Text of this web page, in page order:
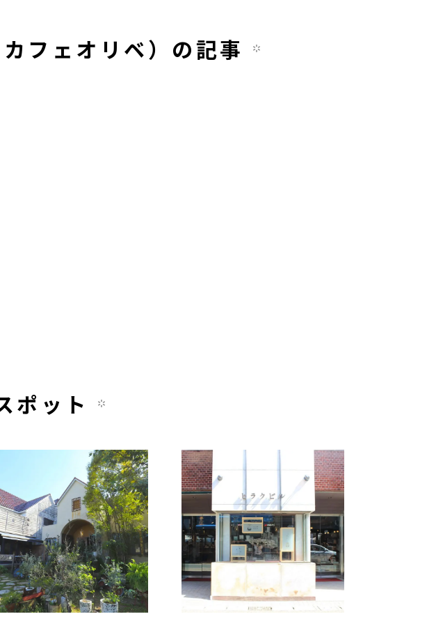
フェオリベ）の記事
ポット